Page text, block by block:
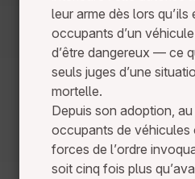
leur arme dès lors qu’ils
occupants d’un
d’être dangereux — ce
seuls juges d’une
mortelle.
Depuis son adoption,
occupants de véhicules
forces de l’ordre
soit cinq fois plus